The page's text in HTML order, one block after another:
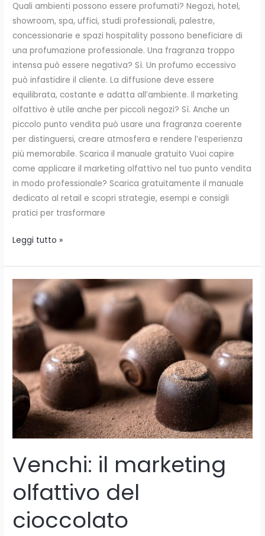
Quali ambienti possono essere profumati? Negozi, hotel,
showroom, spa, uffici, studi professionali, palestre,
concessionarie e spazi hospitality possono beneficiare di
una profumazione professionale. Una fragranza troppo
intensa può essere negativa? Sì. Un profumo eccessivo
può infastidire il cliente. La diffusione deve essere
equilibrata, costante e adatta all’ambiente. Il marketing
olfattivo è utile anche per piccoli negozi? Sì. Anche un
piccolo punto vendita può usare una fragranza coerente
per distinguersi, creare atmosfera e rendere l’esperienza
più memorabile. Scarica il manuale gratuito Vuoi capire
come applicare il marketing olfattivo nel tuo punto vendita
in modo professionale? Scarica gratuitamente il manuale
dedicato al retail e scopri strategie, esempi e consigli
pratici per trasformare
Leggi tutto »
Venchi: il marketing
olfattivo del
cioccolato
Venchi:
marketing
olfattivo
cioccolato